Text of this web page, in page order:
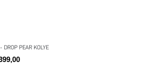
DROP PEAR KOLYE